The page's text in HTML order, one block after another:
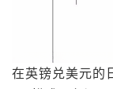
在英镑兑美元的